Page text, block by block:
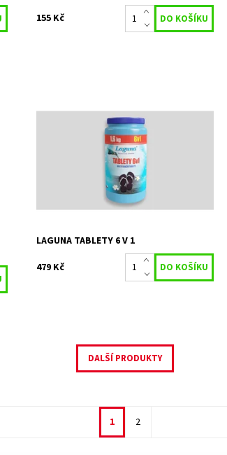
155 Kč
Moderní víceúčelový přípravek (tableta
200 g) pro celosezónní průběžnou údržbu
vody ve všech typech bazénů. Výhodné
Skladem 3 ks
4125
STACHEMA CZ s.r.o
Záruka:
2 roky
LAGUNA TABLETY 6 V 1
479 Kč
DALŠÍ PRODUKTY
1 2